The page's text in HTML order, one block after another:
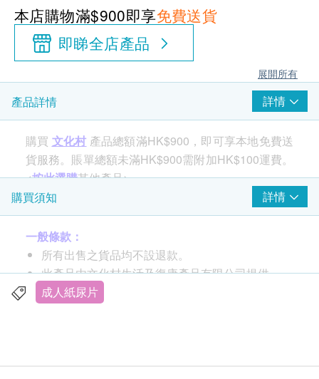
本店購物滿$900即享免費送貨
即睇全店產品
展開所有
產品詳情 詳情
購買 文化村 產品總額滿HK$900，即可享本地免費送
貨服務。賬單總額未滿HK$900需附加HK$100運費。
<按此選購其他產品>
產品特點
輕薄型吸收體令紙尿褲更貼身，優質彈性設計，柔
軟舒適
採用柔軟透氣布料，提升穿著舒適感
人體皮膚表層屬弱酸性，約pH值4~6。若鹼性物質
購買須知 詳情
一般條款：
所有出售之貨品均不設退款。
此產品由文化村生活及復康產品有限公司提供。
如有任何爭議，文化村生活及復康產品有限公司及
成人紙尿片